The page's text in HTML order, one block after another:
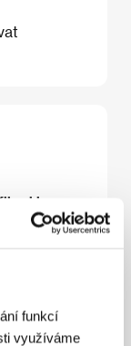
funkcí
využíváme
story by
Qiao
Sun